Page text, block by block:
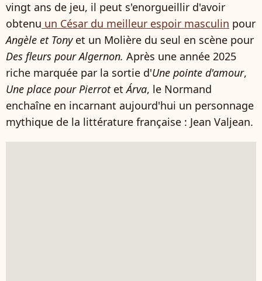
vingt ans de jeu, il peut s'enorgueillir d'avoir
obtenu un César du meilleur espoir masculin pour
Angèle et Tonyet un Molière du seul en scène pour
Des fleurs pour Algernon. Après une année 2025
riche marquée par la sortie d'Une pointe d'amour,
Une place pour PierrotetÁrva, le Normand
enchaîne en incarnant aujourd'hui un personnage
mythique de la littérature française : Jean Valjean.